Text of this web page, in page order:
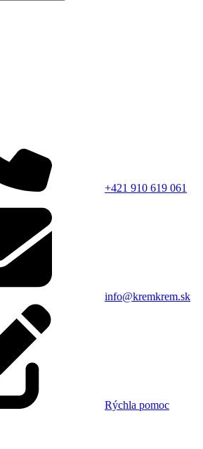
+421 910 619 061
info@kremkrem.sk
Rýchla pomoc